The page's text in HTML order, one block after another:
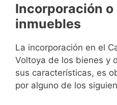
Incorporación
inmuebles
La incorporación en el
Voltoya de los bienes y
sus características, es
por alguno de los